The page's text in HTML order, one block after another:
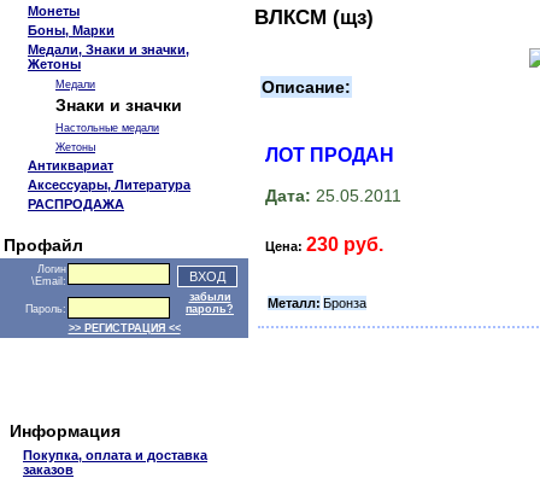
Монеты
Боны, Марки
Медали, Знаки и значки,
Жетоны
Медали
Знаки и значки
Настольные медали
Жетоны
Антиквариат
Аксессуары, Литература
РАСПРОДАЖА
Профайл
Логин
\Email:
Пароль:
забыли
пароль?
>> РЕГИСТРАЦИЯ <<
Информация
Покупка, оплата и доставка
заказов
ВЛКСМ (щз)
Описание:
ЛОТ ПРОДАН
Дата: 25.05.2011
Цена: 230 руб.
Металл: Бронза